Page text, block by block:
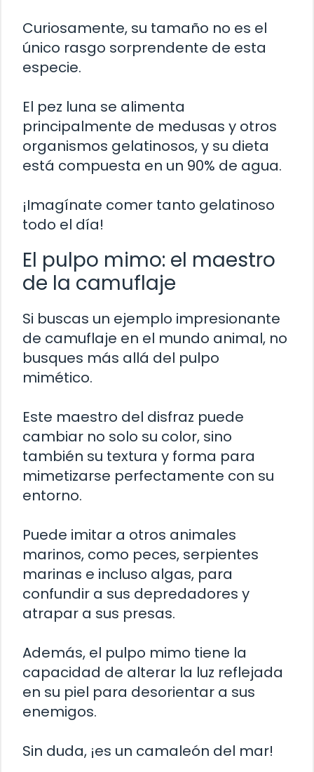
Curiosamente, su tamaño no es el
único rasgo sorprendente de esta
especie.
El pez luna se alimenta
principalmente de medusas y otros
organismos gelatinosos, y su dieta
está compuesta en un 90% de agua.
¡Imagínate comer tanto gelatinoso
todo el día!
El pulpo mimo: el maestro
de la camuflaje
Si buscas un ejemplo impresionante
de camuflaje en el mundo animal, no
busques más allá del pulpo
mimético.
Este maestro del disfraz puede
cambiar no solo su color, sino
también su textura y forma para
mimetizarse perfectamente con su
entorno.
Puede imitar a otros animales
marinos, como peces, serpientes
marinas e incluso algas, para
confundir a sus depredadores y
atrapar a sus presas.
Además, el pulpo mimo tiene la
capacidad de alterar la luz reflejada
en su piel para desorientar a sus
enemigos.
Sin duda, ¡es un camaleón del mar!